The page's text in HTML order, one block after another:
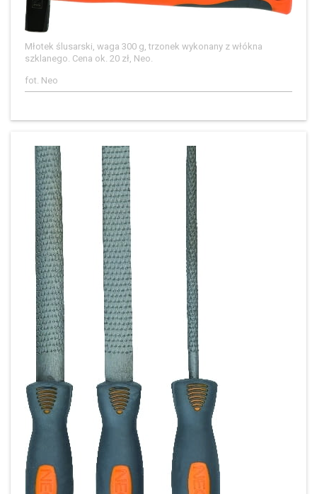
Młotek ślusarski, waga 300 g, trzonek wykonany z włókna
szklanego. Cena ok. 20 zł, Neo.
fot. Neo